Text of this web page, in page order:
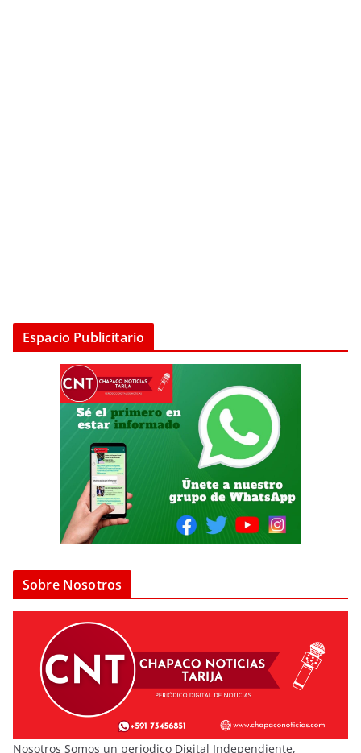
Espacio Publicitario
Sobre Nosotros
Nosotros Somos un periodico Digital Independiente,